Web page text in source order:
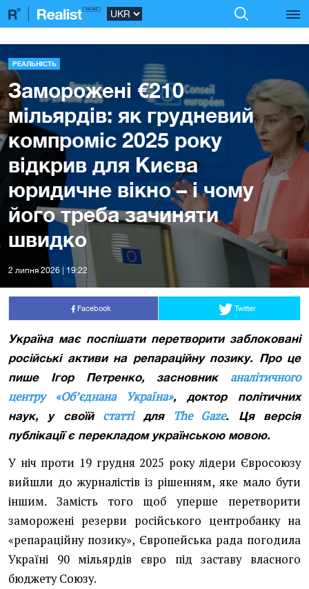
РЕАЛЬНІСТЬ
Заморожені €210
мільярдів: як грудневий
компроміс 2025 року
відкрив для Києва
юридичне вікно – і чому
його треба зачиняти
швидко
2 липня 2026 | 19:22
Facebook Twitter
Україна має поспішати перетворити заблоковані
російські активи на репараційну позику. Про це
пише
Ігор Петренко, засновник
аналітичного
центру «Об’єднана Україна»,
доктор політичних
наук,
у своїй статтідля The Gaze. Ця версія
публікації є перекладом українською мовою.
У ніч проти 19 грудня 2025 року лідери Євросоюзу
вийшли до журналістів із рішенням, яке мало бути
іншим. Замість того щоб уперше перетворити
заморожені резерви російського центробанку на
«репараційну позику», Європейська рада погодила
Україні 90 мільярдів євро під заставу власного
бюджету Союзу.